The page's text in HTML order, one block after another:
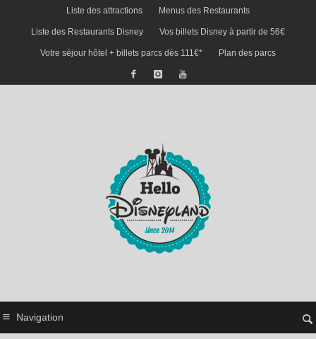
Liste des attractions Menus des Restaurants
Liste des Restaurants Disney Vos billets Disney à partir de 56€
Votre séjour hôtel + billets parcs dès 111€* Plan des parcs
Navigation